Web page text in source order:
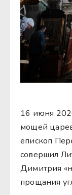
16 июня
мощей
епископ
совершил
Димитрия
прощания